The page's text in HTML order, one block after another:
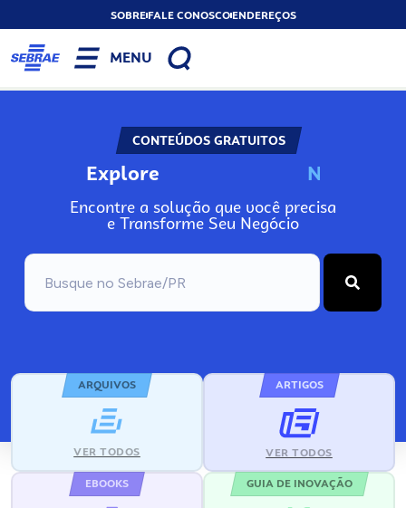
SOBREFALE CONOSCOENDEREÇOS
MENU
CONTEÚDOS GRATUITOS
Explore N
Encontre a solução que você precisa
e Transforme Seu Negócio
ARQUIVOS
VER TODOS
ARTIGOS
VER TODOS
EBOOKS GUIA DE INOVAÇÃO